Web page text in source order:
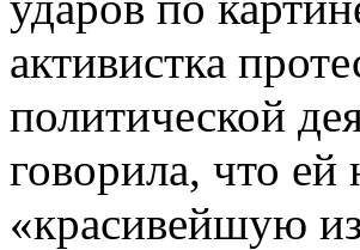
активистка
политической
говорила, что
«красивейшую